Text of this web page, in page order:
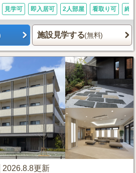
見学可 即入居可 2人部屋 看取り可 終
施設見学する(無料)
2026.8.8更新